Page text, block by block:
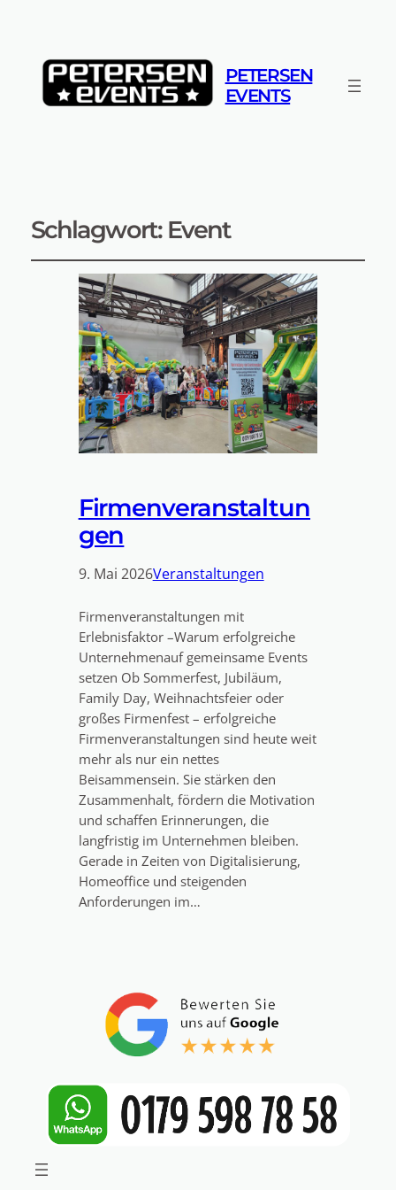
PETERSEN
EVENTS
Schlagwort: Event
Firmenveranstaltun
gen
9. Mai 2026Veranstaltungen
Firmenveranstaltungen mit
Erlebnisfaktor –Warum erfolgreiche
Unternehmenauf gemeinsame Events
setzen Ob Sommerfest, Jubiläum,
Family Day, Weihnachtsfeier oder
großes Firmenfest – erfolgreiche
Firmenveranstaltungen sind heute weit
mehr als nur ein nettes
Beisammensein. Sie stärken den
Zusammenhalt, fördern die Motivation
und schaffen Erinnerungen, die
langfristig im Unternehmen bleiben.
Gerade in Zeiten von Digitalisierung,
Homeoffice und steigenden
Anforderungen im…